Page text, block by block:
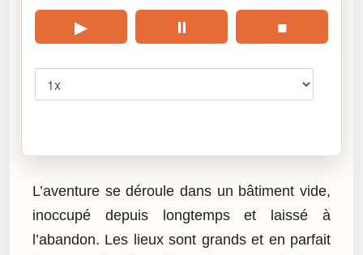
▶ ⏸ ■
L’aventure se déroule dans un bâtiment vide,
inoccupé depuis longtemps et laissé à
l’abandon. Les lieux sont grands et en parfait